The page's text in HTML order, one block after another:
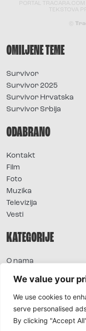
We value your
We use cookies to
serve personalised
By clicking "Accept
PORTAL
TEKSTOVA
©
OMILJENE TEME
Survivor
Survivor 2025
Survivor Hrvatska
Survivor Srbija
ODABRANO
Kontakt
Film
Foto
Muzika
Televizija
Vesti
KATEGORIJE
O nama
Extra
Foto
Moda
TV